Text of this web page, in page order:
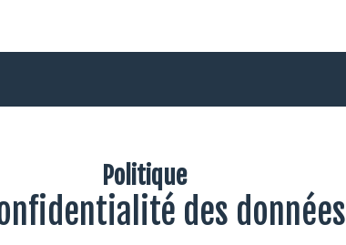
Politique
des données